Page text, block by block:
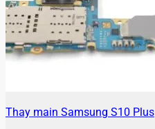
Thay main Samsung S10 Plus